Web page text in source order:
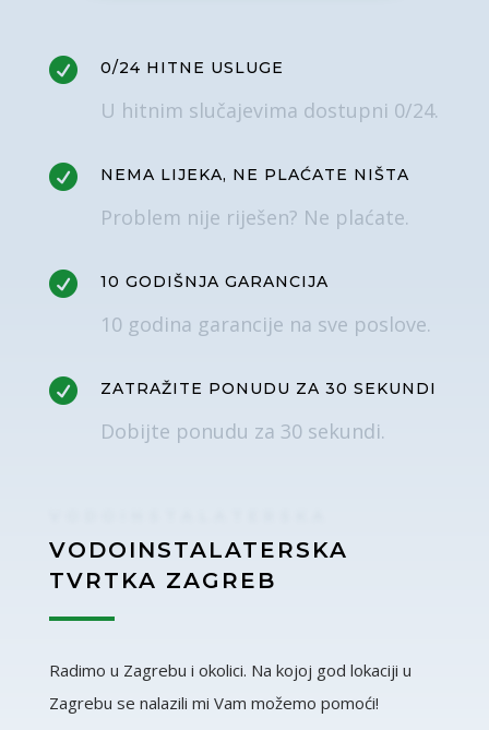
 0/24 HITNE USLUGE
U hitnim slučajevima dostupni 0/24.
 NEMA LIJEKA, NE PLAĆATE NIŠTA
Problem nije riješen? Ne plaćate.
 10 GODIŠNJA GARANCIJA
10 godina garancije na sve poslove.
 ZATRAŽITE PONUDU ZA 30 SEKUNDI
Dobijte ponudu za 30 sekundi.
VODOINSTALATERSKA
TVRTKA ZAGREB
Radimo u Zagrebu i okolici. Na kojoj god lokaciji u
Zagrebu se nalazili mi Vam možemo pomoći!